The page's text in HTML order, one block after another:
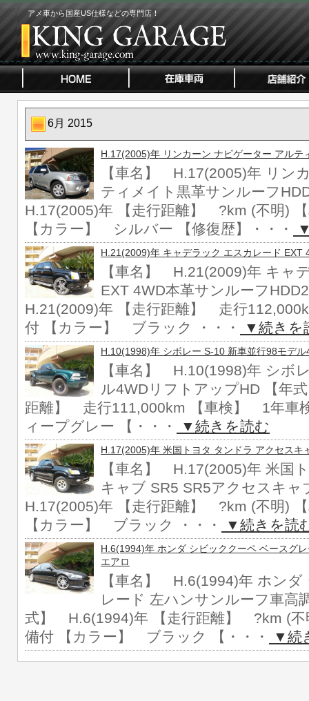
アメ車から国産US仕様などの専門店！
6月 2015
H.17(2005)年 リンカーン ナビゲーター アルテ
【車名】 H.17(2005)年 リン
ティメイト黒革サンルーフ
H.17(2005)年 【走行距離】 ?km (不明)
【カラー】 シルバー 【修復歴】・・・
H.21(2009)年 キャデラック エスカレード EXT
【車名】 H.21(2009)年 キャ
EXT 4WD本革サンルーフ
H.21(2009)年 【走行距離】 走行
付 【カラー】 ブラック ・・・
▼続きを
H.10(1998)年 シボレー S-10 新車並行98モデ
【車名】 H.10(1998)年 シボ
ル4WDリフトアップHD 【年
距離】 走行111,000km 【車検】 1年車
ィープグレー 【・・・
▼続きを読む
H.17(2005)年 米国トヨタ タンドラ アクセスキ
【車名】 H.17(2005)年 米国
キャブ SR5 SR5アクセスキ
H.17(2005)年 【走行距離】 ?km (不明)
【カラー】 ブラック ・・・
▼続きを読
H.6(1994)年 ホンダ シビッククーペ ベースグ
エアロ
【車名】 H.6(1994)年 ホン
レード 左ハンサンルーフ車高
式】 H.6(1994)年 【走行距離】 ?km (
備付 【カラー】 ブラック 【・・・
▼続